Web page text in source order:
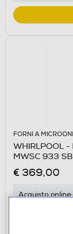
FORNI A
WHIRLPOOL -
MWSC 933
€ 369,00
Acquisto
Ritiro in